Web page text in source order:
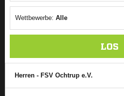
Wettbewerbe: Alle
LOS
Herren - FSV Ochtrup e.V.